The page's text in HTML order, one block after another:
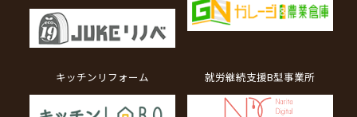
キッチンリフォーム 就労継続支援B型事業所